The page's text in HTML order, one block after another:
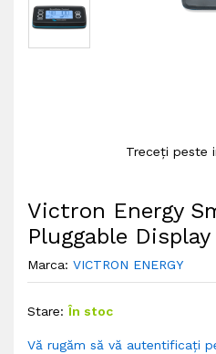
Treceți peste
Victron Energy
Pluggable Display
Marca: VICTRON ENERGY
Stare: În stoc
Vă rugăm să vă autentificați